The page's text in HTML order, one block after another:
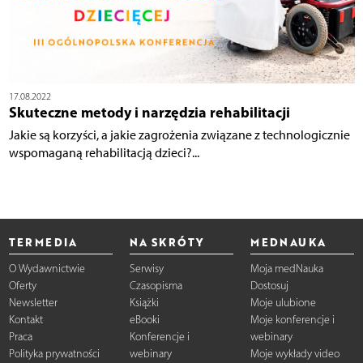
17.08.2022
Skuteczne metody i narzędzia rehabilitacji
Jakie są korzyści, a jakie zagrożenia związane z technologicznie
wspomaganą rehabilitacją dzieci?...
TERMEDIA
O Wydawnictwie
Oferty
Newsletter
Kontakt
Praca
Polityka prywatności
NA SKRÓTY
Serwisy
Czasopisma
Książki
eBooki
Konferencje i
webinary
MEDNAUKA
Moja medNauka
Dostosuj
Moje ulubione
Moje konferencje i
webinary
Moje wykłady video